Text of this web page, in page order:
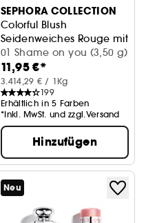
SEPHORA COLLECTION
Colorful Blush
Seidenweiches Rouge mit
01 Shame on you (3,50 g)
11,95 €*
3.414,29 € / 1Kg
199
Erhältlich in 5 Farben
*Inkl. MwSt. und zzgl.Versand
Hinzufügen
Neu